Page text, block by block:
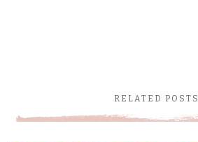
RELATED POSTS